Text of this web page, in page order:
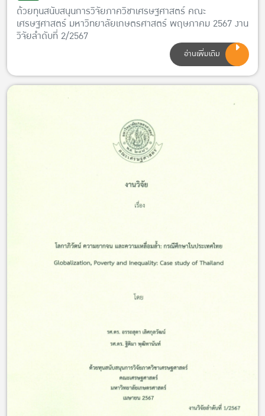
ด้วยทุนสนับสนุนการวิจัยภาควิชาเศรษฐศาสตร์ คณะ
เศรษฐศาสตร์ มหาวิทยาลัยเกษตรศาสตร์ พฤษภาคม 2567 งาน
วิจัยลำดับที่ 2/2567
อ่านเพิ่มเติม